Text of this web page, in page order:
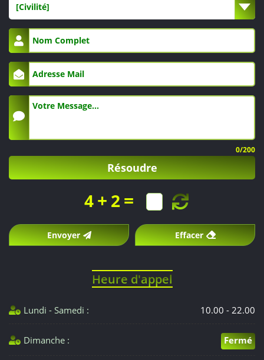
[Civilité]
0/200
Résoudre
4+ 2 =
Envoyer Effacer
Heure d'appel
Lundi - Samedi : 10.00 - 22.00
Dimanche : Fermé